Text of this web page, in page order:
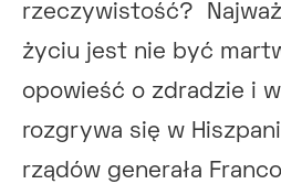
rzeczywistość?
życiu jest nie być
opowieść o zdradzie i
rozgrywa się w
rządów generała